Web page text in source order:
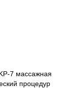
7 массажная
процедур